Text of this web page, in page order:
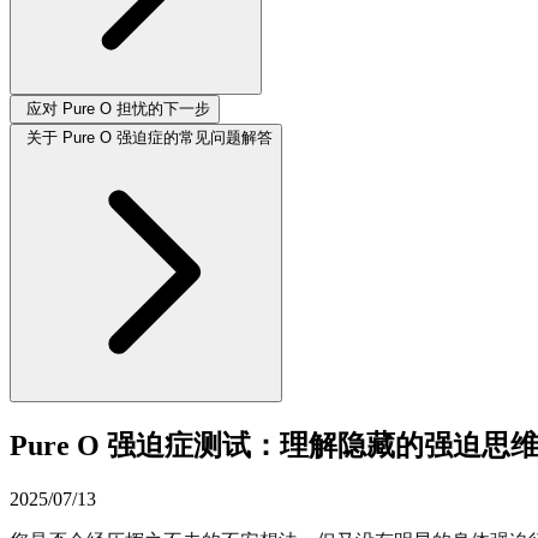
应对 Pure O 担忧的下一步
关于 Pure O 强迫症的常见问题解答
Pure O 强迫症测试：理解隐藏的强迫思维
2025/07/13